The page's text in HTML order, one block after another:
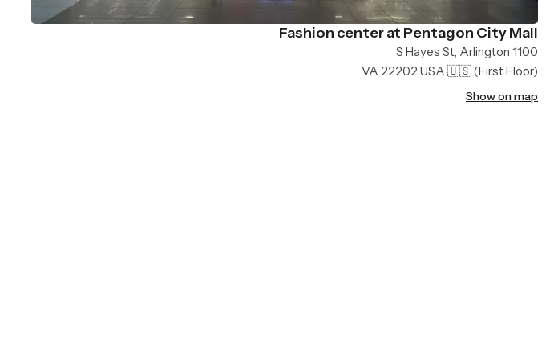
Fashion center at Pentagon City Mall
1100 S Hayes St, Arlington
VA 22202 USA 🇺🇸(First Floor)
Show on map